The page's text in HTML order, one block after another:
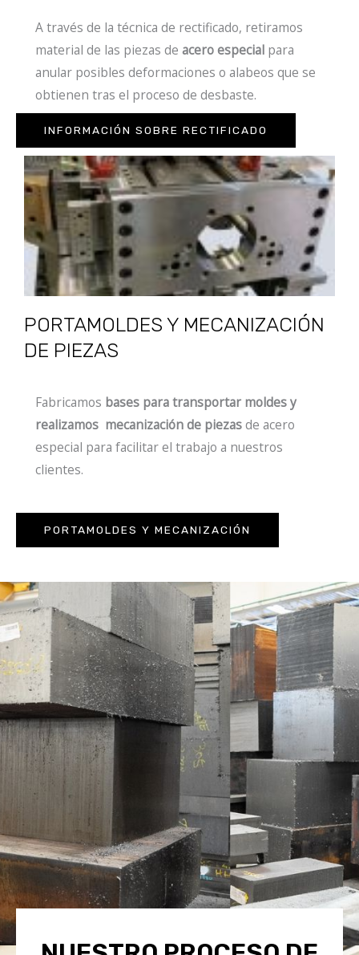
A través de la técnica de rectificado, retiramos
material de las piezas de acero especial para
anular posibles deformaciones o alabeos que se
obtienen tras el proceso de desbaste.
INFORMACIÓN SOBRE RECTIFICADO
PORTAMOLDES Y MECANIZACIÓN
DE PIEZAS
Fabricamos bases para transportar moldes y
realizamos mecanización de piezasde acero
especial para facilitar el trabajo a nuestros
clientes.
PORTAMOLDES Y MECANIZACIÓN